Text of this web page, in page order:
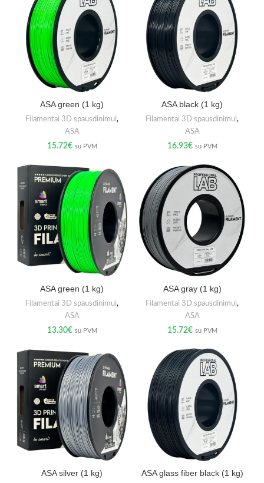
ASA green (1 kg)
Filamentai 3D spausdinimui,
ASA
15.72€ su PVM
ASA black (1 kg)
Filamentai 3D spausdinimui,
ASA
16.93€ su PVM
ASA green (1 kg)
Filamentai 3D spausdinimui,
ASA
13.30€ su PVM
ASA gray (1 kg)
Filamentai 3D spausdinimui,
ASA
15.72€ su PVM
ASA silver (1 kg) ASA glass fiber black (1 kg)